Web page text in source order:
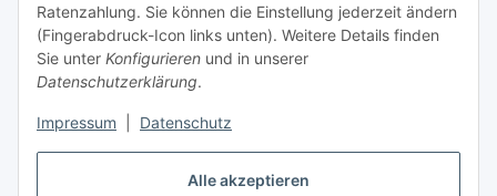
Alle akzeptieren
Ratenzahlung. Sie können die Einstellung jederzeit ändern
(Fingerabdruck-Icon links unten). Weitere Details finden
Sie unter Konfigurieren und in unserer
Datenschutzerklärung.
Impressum Datenschutz
Vertrag widerrufen